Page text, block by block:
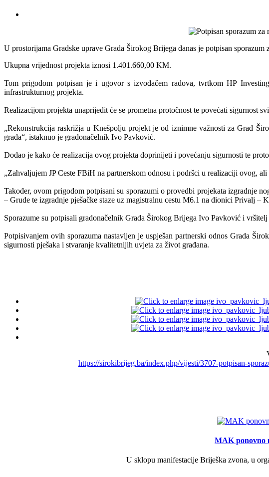
U prostorijama Gradske uprave Grada Širokog Brijega danas je potpisan
Ukupna vrijednost projekta iznosi 1.401.660,00 KM.
Tom prigodom potpisan je i ugovor s izvođačem radova, tvrtkom HP
infrastrukturnog projekta.
Realizacijom projekta unaprijedit će se prometna protočnost te povećati sigurnost
„Rekonstrukcija raskrižja u Knešpolju projekt je od iznimne važnosti za Grad
grada“, istaknuo je gradonačelnik Ivo Pavković.
Dodao je kako će realizacija ovog projekta doprinijeti i povećanju sigurnosti te
„Zahvaljujem JP Ceste FBiH na partnerskom odnosu i podršci u realizaciji ovog,
Također, ovom prigodom potpisani su sporazumi o provedbi projekata izgradnje
– Grude te izgradnje pješačke staze uz magistralnu cestu M6.1 na dionici Privalj –
Sporazume su potpisali gradonačelnik Grada Širokog Brijega Ivo Pavković i
Potpisivanjem ovih sporazuma nastavljen je uspješan partnerski odnos Grada
sigurnosti pješaka i stvaranje kvalitetnijih uvjeta za život građana.
https://sirokibrijeg.ba/index.php/vijesti/3707-potpisan-
MAK ponovno
U sklopu manifestacije Briješka zvona, u